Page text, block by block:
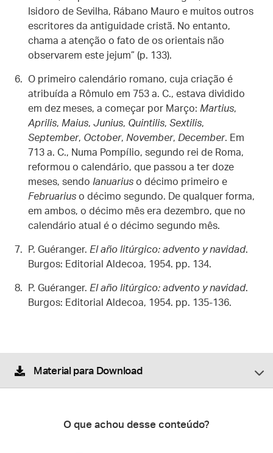
Isidoro de Sevilha, Rábano Mauro e muitos outros
escritores da antiguidade cristã. No entanto,
chama a atenção o fato de os orientais não
observarem este jejum” (p. 133).
O primeiro calendário romano, cuja criação é
atribuída a Rômulo em 753 a. C., estava dividido
em dez meses, a começar por Março: Martius,
Aprilis, Maius, Junius, Quintilis, Sextilis,
September, October, November, December. Em
713 a. C., Numa Pompílio, segundo rei de Roma,
reformou o calendário, que passou a ter doze
meses, sendo Ianuarius o décimo primeiro e
Februarius o décimo segundo. De qualquer forma,
em ambos, o décimo mês era dezembro, que no
calendário atual é o décimo segundo mês.
P. Guéranger. El año litúrgico: advento y navidad.
Burgos: Editorial Aldecoa, 1954. pp. 134.
P. Guéranger. El año litúrgico: advento y navidad.
Burgos: Editorial Aldecoa, 1954. pp. 135-136.
Material para Download
O que achou desse conteúdo?